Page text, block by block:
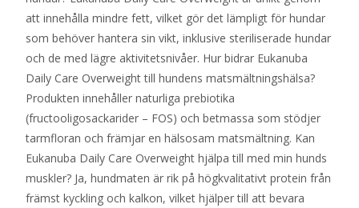
att innehålla mindre fett, vilket gör det lämpligt för hundar
som behöver hantera sin vikt, inklusive steriliserade hundar
och de med lägre aktivitetsnivåer. Hur bidrar Eukanuba
Daily Care Overweight till hundens matsmältningshälsa?
Produkten innehåller naturliga prebiotika
(fructooligosackarider – FOS) och betmassa som stödjer
tarmfloran och främjar en hälsosam matsmältning. Kan
Eukanuba Daily Care Overweight hjälpa till med min hunds
muskler? Ja, hundmaten är rik på högkvalitativt protein från
främst kyckling och kalkon, vilket hjälper till att bevara